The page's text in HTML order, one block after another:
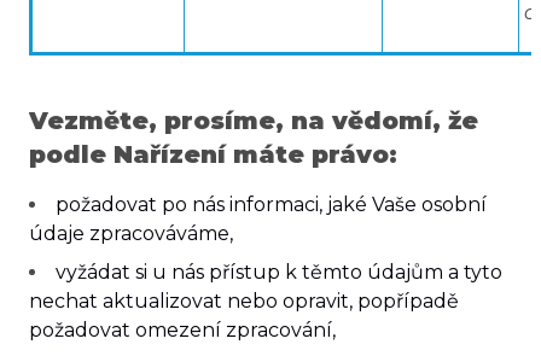
Vezměte, prosíme, na vědomí, že
podle Nařízení máte právo:
požadovat po nás informaci, jaké Vaše osobní
údaje zpracováváme,
vyžádat si u nás přístup k těmto údajům a tyto
nechat aktualizovat nebo opravit, popřípadě
požadovat omezení zpracování,